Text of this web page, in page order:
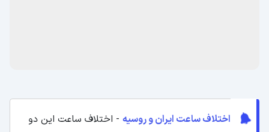
اختلاف ساعت ایران و روسیه - اختلاف ساعت این دو